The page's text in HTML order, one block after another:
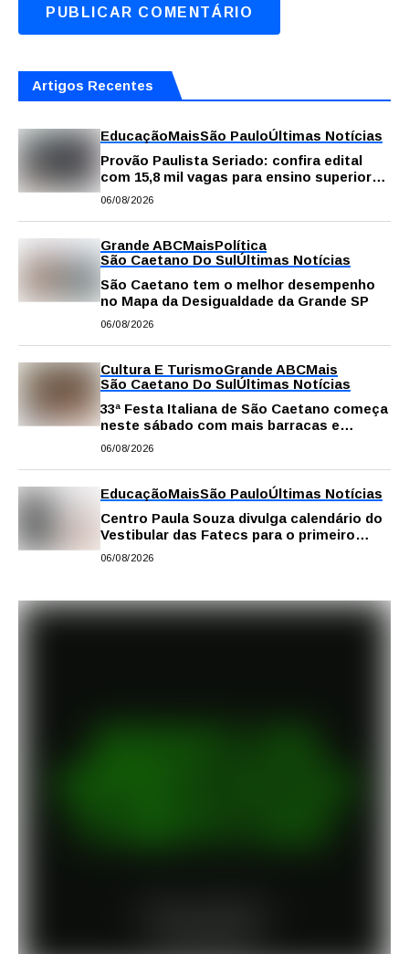
Artigos Recentes
EducaçãoMaisSão PauloÚltimas Notícias
Provão Paulista Seriado: confira edital
com 15,8 mil vagas para ensino superior
público
06/08/2026
Grande ABCMaisPolítica
São Caetano Do SulÚltimas Notícias
São Caetano tem o melhor desempenho
no Mapa da Desigualdade da Grande SP
06/08/2026
Cultura E TurismoGrande ABCMais
São Caetano Do SulÚltimas Notícias
33ª Festa Italiana de São Caetano começa
neste sábado com mais barracas e
novidades em decoração e atrações
06/08/2026
EducaçãoMaisSão PauloÚltimas Notícias
Centro Paula Souza divulga calendário do
Vestibular das Fatecs para o primeiro
semestre de 2027
06/08/2026